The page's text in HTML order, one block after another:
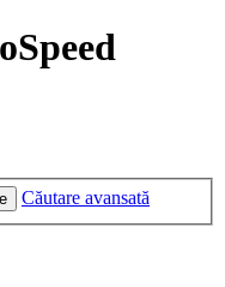
Căutare avansată